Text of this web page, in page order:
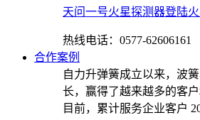
天问一号火星探测器登陆
热线电话：0577-62606161
合作案例
自力升弹簧成立以来，波
长，赢得了越来越多的客
目前，累计服务企业客户